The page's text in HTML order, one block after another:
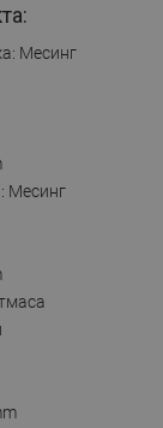
Месинг
Месинг